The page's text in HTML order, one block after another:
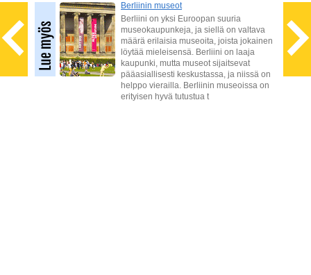
sekä
on
Berliinin museot
Berliini on yksi Euroopan suuria
museokaupunkeja, ja siellä on valtava
määrä erilaisia museoita, joista jokainen
löytää mieleisensä. Berliini on laaja
kaupunki, mutta museot sijaitsevat
pääasiallisesti keskustassa, ja niissä on
helppo vierailla. Berliinin museoissa on
erityisen hyvä tutustua t